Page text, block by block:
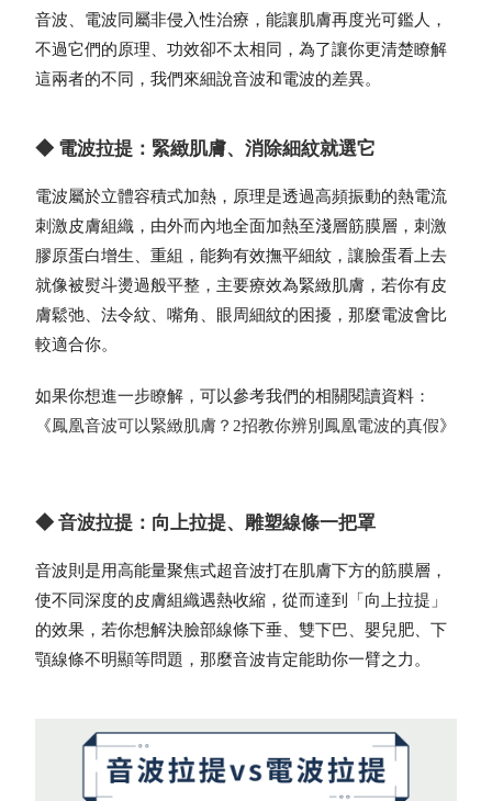
音波、電波同屬非侵入性治療，能讓肌膚再度光可鑑人，
不過它們的原理、功效卻不太相同，為了讓你更清楚瞭解
這兩者的不同，我們來細說音波和電波的差異。
◆ 電波拉提：緊緻肌膚、消除細紋就選它
電波屬於立體容積式加熱，原理是透過高頻振動的熱電流
刺激皮膚組織，由外而內地全面加熱至淺層筋膜層，刺激
膠原蛋白增生、重組，能夠有效撫平細紋，讓臉蛋看上去
就像被熨斗燙過般平整，主要療效為緊緻肌膚，若你有皮
膚鬆弛、法令紋、嘴角、眼周細紋的困擾，那麼電波會比
較適合你。
如果你想進一步瞭解，可以參考我們的相關閱讀資料：
《鳳凰音波可以緊緻肌膚？2招教你辨別鳳凰電波的真假》
◆ 音波拉提：向上拉提、雕塑線條一把罩
音波則是用高能量聚焦式超音波打在肌膚下方的筋膜層，
使不同深度的皮膚組織遇熱收縮，從而達到「向上拉提」
的效果，若你想解決臉部線條下垂、雙下巴、嬰兒肥、下
顎線條不明顯等問題，那麼音波肯定能助你一臂之力。